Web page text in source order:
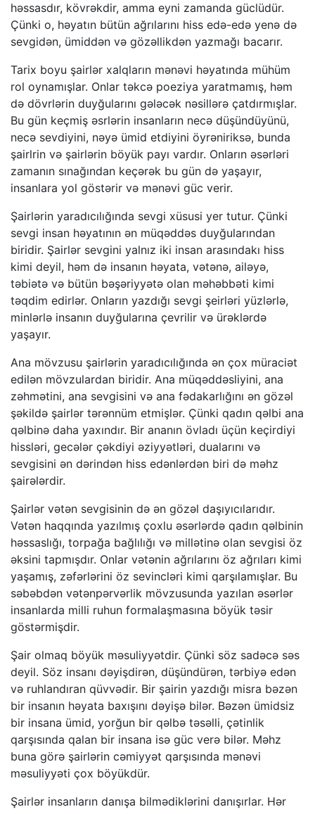
həssasdır, kövrəkdir, amma eyni zamanda güclüdür.
Çünki o, həyatın bütün ağrılarını hiss edə-edə yenə də
sevgidən, ümiddən və gözəllikdən yazmağı bacarır.
Tarix boyu şairlər xalqların mənəvi həyatında mühüm
rol oynamışlar. Onlar təkcə poeziya yaratmamış, həm
də dövrlərin duyğularını gələcək nəsillərə çatdırmışlar.
Bu gün keçmiş əsrlərin insanların necə düşündüyünü,
necə sevdiyini, nəyə ümid etdiyini öyrəniriksə, bunda
şairlrin və şairlərin böyük payı vardır. Onların əsərləri
zamanın sınağından keçərək bu gün də yaşayır,
insanlara yol göstərir və mənəvi güc verir.
Şairlərin yaradıcılığında sevgi xüsusi yer tutur. Çünki
sevgi insan həyatının ən müqəddəs duyğularından
biridir. Şairlər sevgini yalnız iki insan arasındakı hiss
kimi deyil, həm də insanın həyata, vətənə, ailəyə,
təbiətə və bütün bəşəriyyətə olan məhəbbəti kimi
təqdim edirlər. Onların yazdığı sevgi şeirləri yüzlərlə,
minlərlə insanın duyğularına çevrilir və ürəklərdə
yaşayır.
Ana mövzusu şairlərin yaradıcılığında ən çox müraciət
edilən mövzulardan biridir. Ana müqəddəsliyini, ana
zəhmətini, ana sevgisini və ana fədakarlığını ən gözəl
şəkildə şairlər tərənnüm etmişlər. Çünki qadın qəlbi ana
qəlbinə daha yaxındır. Bir ananın övladı üçün keçirdiyi
hissləri, gecələr çəkdiyi əziyyətləri, dualarını və
sevgisini ən dərindən hiss edənlərdən biri də məhz
şairələrdir.
Şairlər vətən sevgisinin də ən gözəl daşıyıcılarıdır.
Vətən haqqında yazılmış çoxlu əsərlərdə qadın qəlbinin
həssaslığı, torpağa bağlılığı və millətinə olan sevgisi öz
əksini tapmışdır. Onlar vətənin ağrılarını öz ağrıları kimi
yaşamış, zəfərlərini öz sevincləri kimi qarşılamışlar. Bu
səbəbdən vətənpərvərlik mövzusunda yazılan əsərlər
insanlarda milli ruhun formalaşmasına böyük təsir
göstərmişdir.
Şair olmaq böyük məsuliyyətdir. Çünki söz sadəcə səs
deyil. Söz insanı dəyişdirən, düşündürən, tərbiyə edən
və ruhlandıran qüvvədir. Bir şairin yazdığı misra bəzən
bir insanın həyata baxışını dəyişə bilər. Bəzən ümidsiz
bir insana ümid, yorğun bir qəlbə təsəlli, çətinlik
qarşısında qalan bir insana isə güc verə bilər. Məhz
buna görə şairlərin cəmiyyət qarşısında mənəvi
məsuliyyəti çox böyükdür.
Şairlər insanların danışa bilmədiklərini danışırlar. Hər